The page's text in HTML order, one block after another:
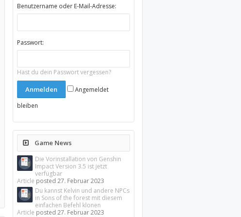
Benutzername oder E-Mail-Adresse:
Passwort:
Hast du dein Passwort vergessen?
Angemeldet
bleiben
Game News
Die Vorinstallation von Genshin
Impact Version 3.5 ist jetzt
verfügbar
Article posted27. Februar 2023
Du kannst Kelvin und andere NPCs
in Sons of the forest mit diesem
einfachen Befehl klonen
Article posted27. Februar 2023